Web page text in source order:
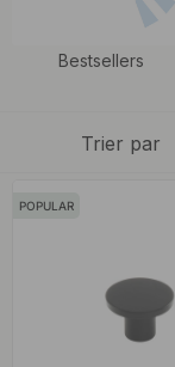
tous les goûts et
personnelle à la
votre maison.
Bestsellers
Trier par
POPULAR